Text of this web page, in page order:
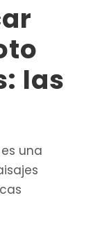
las
una